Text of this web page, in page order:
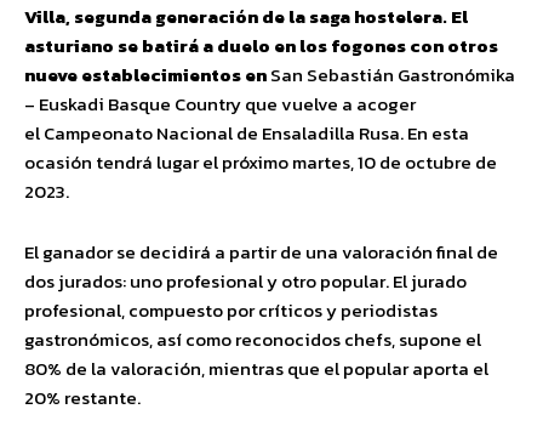
Villa, segunda generación de la saga hostelera. El
asturiano se batirá a duelo en los fogones con otros
nueve establecimientos enSan Sebastián Gastronómika
– Euskadi Basque Country que vuelve a acoger
el Campeonato Nacional de Ensaladilla Rusa. En esta
ocasión tendrá lugar el próximo martes, 10 de octubre de
2023.
El ganador se decidirá a partir de una valoración final de
dos jurados: uno profesional y otro popular. El jurado
profesional, compuesto por críticos y periodistas
gastronómicos, así como reconocidos chefs, supone el
80% de la valoración, mientras que el popular aporta el
20% restante.